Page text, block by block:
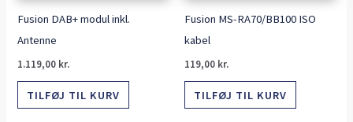
Fusion DAB+ modul inkl.
Antenne
1.119,00 kr.
TILFØJ TIL KURV
Fusion MS-RA70/BB100 ISO
kabel
119,00 kr.
TILFØJ TIL KURV